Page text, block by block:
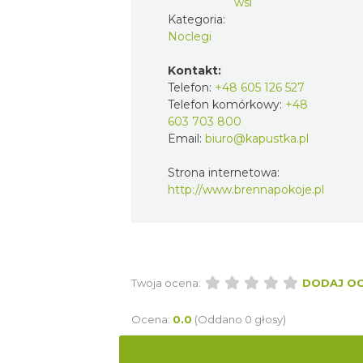
Kategoria:
Noclegi
Kontakt:
Telefon: +48 605 126 527
Telefon komórkowy: +48
603 703 800
Email: biuro@kapustka.pl
Strona internetowa:
http://www.brennapokoje.pl
Twoja ocena: DODAJ
Ocena: 0.0 (Oddano 0 głosy)